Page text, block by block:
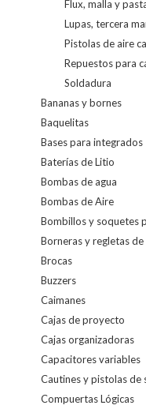
Flux, malla y
Lupas, tercera
Pistolas de aire
Repuestos para
Soldadura
Bananas y bornes
Baquelitas
Bases para integrados
Baterías de Litio
Bombas de agua
Bombas de Aire
Bombillos y soquetes
Borneras y regletas
Brocas
Buzzers
Caimanes
Cajas de proyecto
Cajas organizadoras
Capacitores variables
Cautines y pistolas de
Compuertas Lógicas